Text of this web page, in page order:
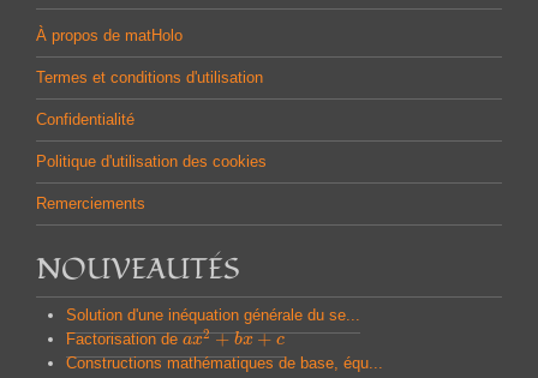
À propos de matHolo
Termes et conditions d'utilisation
Confidentialité
Politique d'utilisation des cookies
Remerciements
NOUVEAUTÉS
Solution d'une inéquation générale du se...
Factorisation deax2 + bx + c
ax2+bx +c
Constructions mathématiques de base, équ...